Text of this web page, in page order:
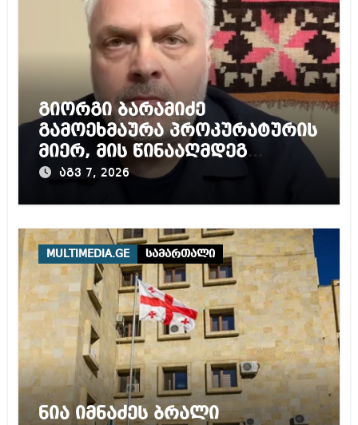
გიორგი ბარამიძე
გამოეხმაურა პროკურატურის
მიერ, მის წინააღმდეგ
დაწყებულ გამოძიებას
აგვ 7, 2026
MULTIMEDIA.GE სამართალი
ნია იმნაძეს ბრალი